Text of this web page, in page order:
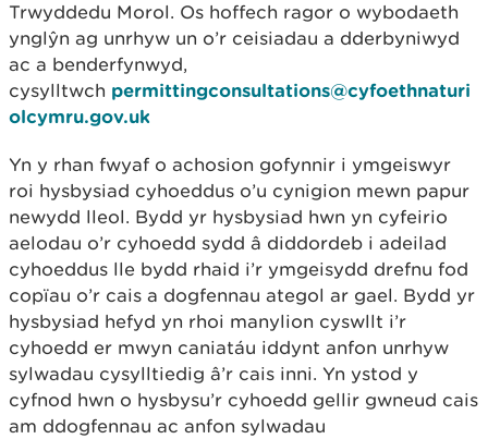
Trwyddedu Morol. Os hoffech ragor o wybodaeth
ynglŷn ag unrhyw un o’r ceisiadau a dderbyniwyd
ac a benderfynwyd,
cysylltwch permittingconsultations@cyfoethnaturi
olcymru.gov.uk
Yn y rhan fwyaf o achosion gofynnir i ymgeiswyr
roi hysbysiad cyhoeddus o’u cynigion mewn papur
newydd lleol. Bydd yr hysbysiad hwn yn cyfeirio
aelodau o’r cyhoedd sydd â diddordeb i adeilad
cyhoeddus lle bydd rhaid i’r ymgeisydd drefnu fod
copïau o’r cais a dogfennau ategol ar gael. Bydd yr
hysbysiad hefyd yn rhoi manylion cyswllt i’r
cyhoedd er mwyn caniatáu iddynt anfon unrhyw
sylwadau cysylltiedig â’r cais inni. Yn ystod y
cyfnod hwn o hysbysu’r cyhoedd gellir gwneud cais
am ddogfennau ac anfon sylwadau